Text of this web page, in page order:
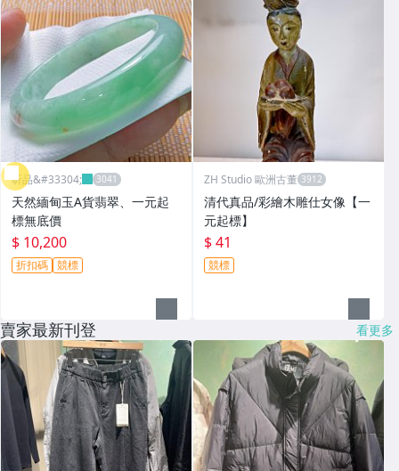
昕品&#33304;
天然緬甸玉A貨翡翠、一元起
標無底價
$ 10,200
折扣碼 競標
ZH Studio 歐洲古董
清代真品/彩繪木雕仕女像【一
元起標】
$ 41
競標
賣家最新刊登 看更多